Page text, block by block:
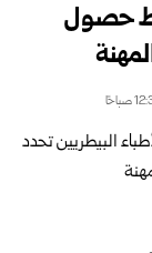
حصول